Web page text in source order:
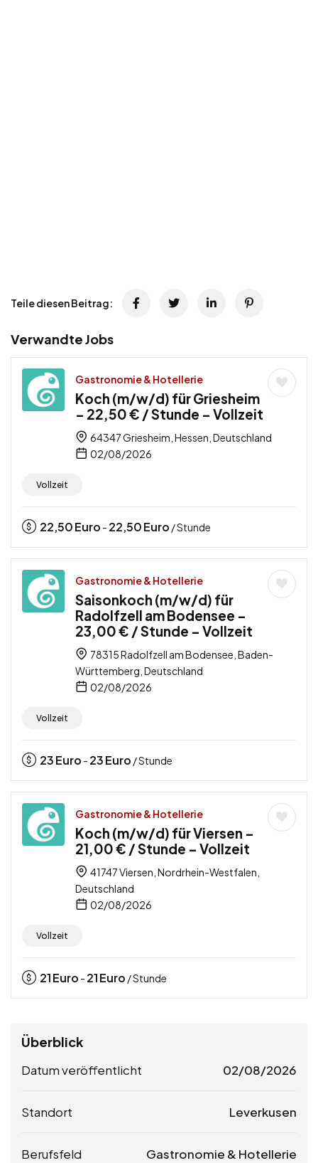
Teile diesen Beitrag:
Verwandte Jobs
Gastronomie & Hotellerie
Koch (m/w/d) für Griesheim
– 22,50 € / Stunde – Vollzeit
64347 Griesheim, Hessen, Deutschland
02/08/2026
Vollzeit
22,50Euro - 22,50Euro / Stunde
Gastronomie & Hotellerie
Saisonkoch (m/w/d) für
Radolfzell am Bodensee –
23,00 € / Stunde – Vollzeit
78315 Radolfzell am Bodensee, Baden-
Württemberg, Deutschland
02/08/2026
Vollzeit
23Euro - 23Euro / Stunde
Gastronomie & Hotellerie
Koch (m/w/d) für Viersen –
21,00 € / Stunde – Vollzeit
41747 Viersen, Nordrhein-Westfalen,
Deutschland
02/08/2026
Vollzeit
21Euro - 21Euro / Stunde
Überblick
Datum veröffentlicht 02/08/2026
Standort Leverkusen
Berufsfeld Gastronomie & Hotellerie